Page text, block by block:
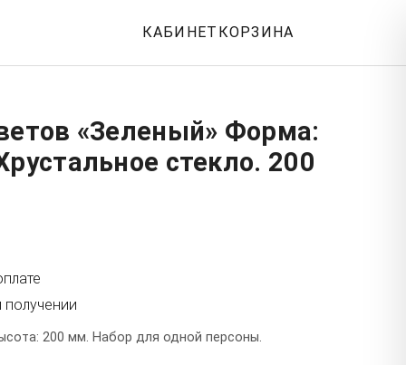
КАБИНЕТ КОРЗИНА
«Зеленый» Форма:
стекло. 200
получении
200 мм. Набор для одной персоны.